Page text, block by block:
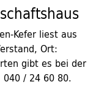
Kefer liest aus
Ort:
gibt es bei der
/ 24 60 80.